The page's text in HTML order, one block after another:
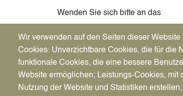
Wenden Sie sich bitte an das
Diakonische Werk,
Pevelingstraße 30,
45711 Datteln
oder
Wir verwenden auf den Seiten dieser
Cookies: Unverzichtbare Cookies, die für die
funktionale Cookies, die eine bessere
Website ermöglichen; Leistungs-Cookies,
Nutzung der Website und Statistiken